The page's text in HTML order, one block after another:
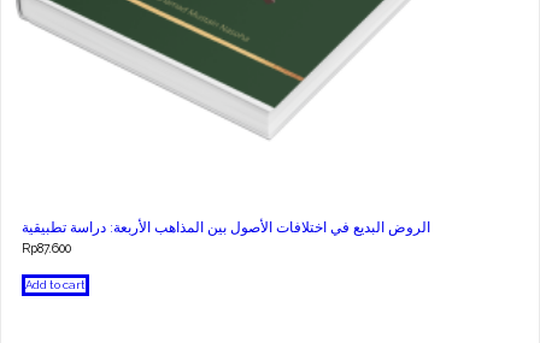
الروض البديع في اختلافات الأصول بين المذاهب الأربعة: دراسة تطبيقية
Rp87.600
Add to cart